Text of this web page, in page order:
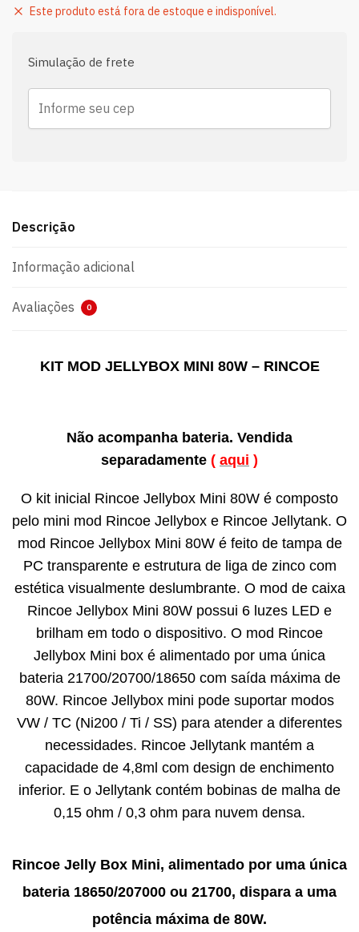
Este produto está fora de estoque e indisponível.
Simulação de frete
Descrição
Informação adicional
Avaliações 0
KIT MOD JELLYBOX MINI 80W – RINCOE
Não acompanha bateria. Vendida
separadamente ( aqui )
O kit inicial Rincoe Jellybox Mini 80W é composto
pelo mini mod Rincoe Jellybox e Rincoe Jellytank. O
mod Rincoe Jellybox Mini 80W é feito de tampa de
PC transparente e estrutura de liga de zinco com
estética visualmente deslumbrante. O mod de caixa
Rincoe Jellybox Mini 80W possui 6 luzes LED e
brilham em todo o dispositivo. O mod Rincoe
Jellybox Mini box é alimentado por uma única
bateria 21700/20700/18650 com saída máxima de
80W. Rincoe Jellybox mini pode suportar modos
VW / TC (Ni200 / Ti / SS) para atender a diferentes
necessidades. Rincoe Jellytank mantém a
capacidade de 4,8ml com design de enchimento
inferior. E o Jellytank contém bobinas de malha de
0,15 ohm / 0,3 ohm para nuvem densa.
Rincoe Jelly Box Mini, alimentado por uma única
bateria 18650/207000 ou 21700, dispara a uma
potência máxima de 80W.